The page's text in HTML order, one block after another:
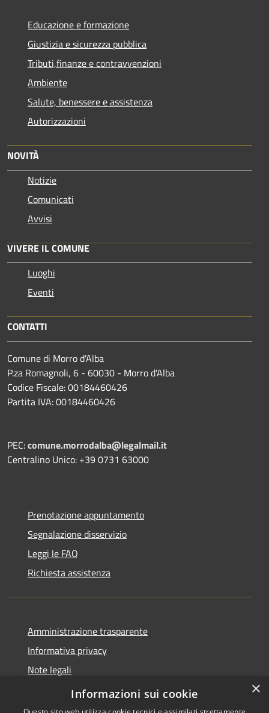
Educazione e formazione
Giustizia e sicurezza pubblica
Tributi,finanze e contravvenzioni
Ambiente
Salute, benessere e assistenza
Autorizzazioni
NOVITÀ
Notizie
Comunicati
Avvisi
VIVERE IL COMUNE
Luoghi
Eventi
CONTATTI
Comune di Morro d'Alba
P.za Romagnoli, 6 - 60030 - Morro d'Alba
Codice Fiscale: 00184460426
Partita IVA: 00184460426
PEC:comune.morrodalba@legalmail.it
Centralino Unico: +39 0731 63000
Prenotazione appuntamento
Segnalazione disservizio
Leggi le FAQ
Richiesta assistenza
Amministrazione trasparente
Informativa privacy
Note legali
Dichiarazione di accessibilità
×
Informazioni sui cookie